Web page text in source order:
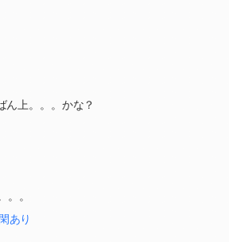
ん上。。。かな？
。。
あり